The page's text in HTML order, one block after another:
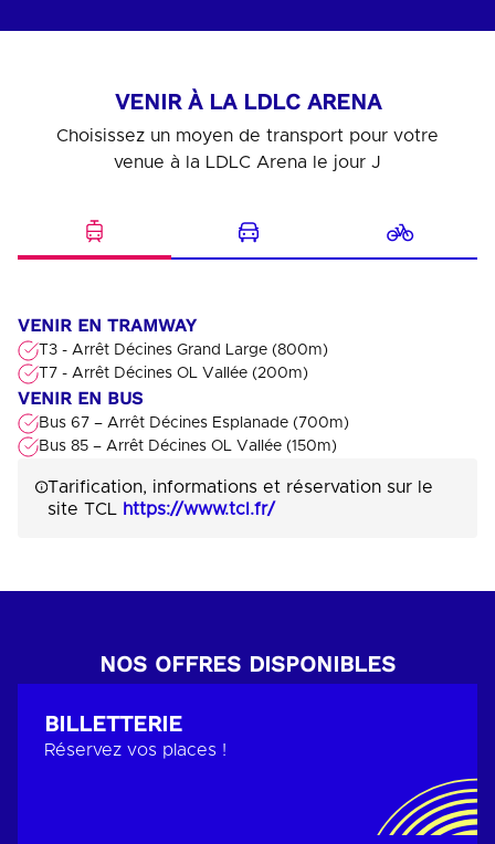
VENIR À LA LDLC ARENA
Choisissez un moyen de transport pour votre
venue à la LDLC Arena le jour J
VENIR EN TRAMWAY
T3 - Arrêt Décines Grand Large (800m)
T7 - Arrêt Décines OL Vallée (200m)
VENIR EN BUS
Bus 67 – Arrêt Décines Esplanade (700m)
Bus 85 – Arrêt Décines OL Vallée (150m)
Tarification, informations et réservation sur le
site TCL https://www.tcl.fr/
NOS OFFRES DISPONIBLES
BILLETTERIE
Réservez vos places !